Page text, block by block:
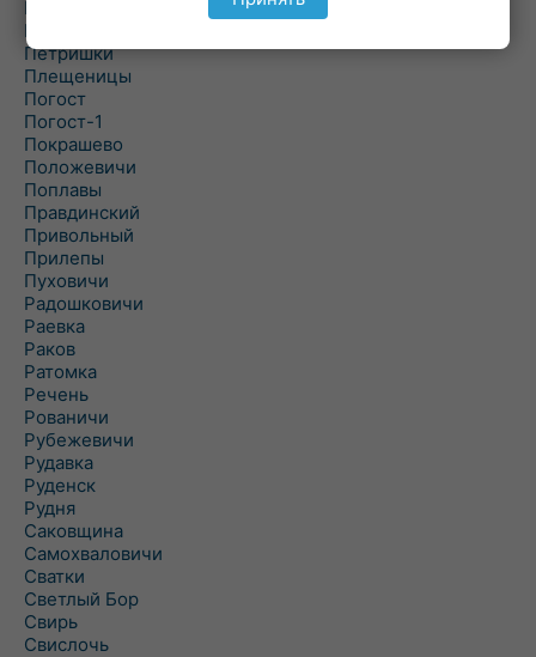
Пастовичи
Першаи
Петришки
Плещеницы
Погост
Погост-1
Покрашево
Положевичи
Поплавы
Правдинский
Привольный
Прилепы
Пуховичи
Радошковичи
Раевка
Раков
Ратомка
Речень
Рованичи
Рубежевичи
Рудавка
Руденск
Рудня
Саковщина
Самохваловичи
Сватки
Светлый Бор
Свирь
Свислочь